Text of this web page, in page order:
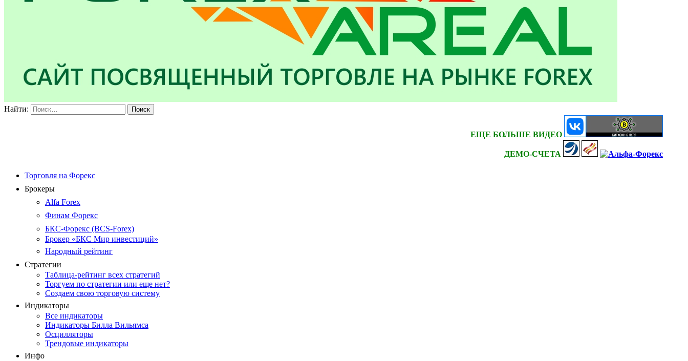
Найти:
ЕЩЕ БОЛЬШЕ ВИДЕО
ДЕМО-СЧЕТА
Торговля на Форекс
Брокеры
Alfa Forex
Финам Форекс
БКС-Форекс (BCS-Forex)
Брокер «БКС Мир инвестиций»
Народный рейтинг
Стратегии
Таблица-рейтинг всех стратегий
Торгуем по стратегии или еще нет?
Создаем свою торговую систему
Индикаторы
Все индикаторы
Индикаторы Билла Вильямса
Осцилляторы
Трендовые индикаторы
Инфо